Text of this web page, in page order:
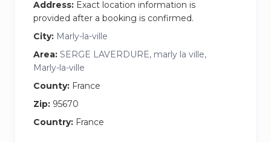
Adapté au déplacement professionnel en
Logements dans un environnement calme et
très reposant.
PS : pour une réservation jusqu’à 3 personnes( a
l’exception de couple + un voyageur) vous aurez
l’accès à une seule chambre avec les 3 lits
Address: Exact location information is
provided after a booking is confirmed.
City: Marly-la-ville
Area: SERGE LAVERDURE, marly la ville,
Marly-la-ville
County: France
Zip: 95670
Country: France